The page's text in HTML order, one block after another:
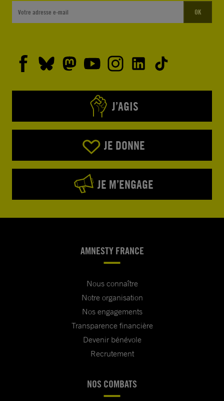
OK
J’AGIS
JE DONNE
JE M’ENGAGE
AMNESTY FRANCE
Nous connaître
Notre organisation
Nos engagements
Transparence financière
Devenir bénévole
Recrutement
NOS COMBATS